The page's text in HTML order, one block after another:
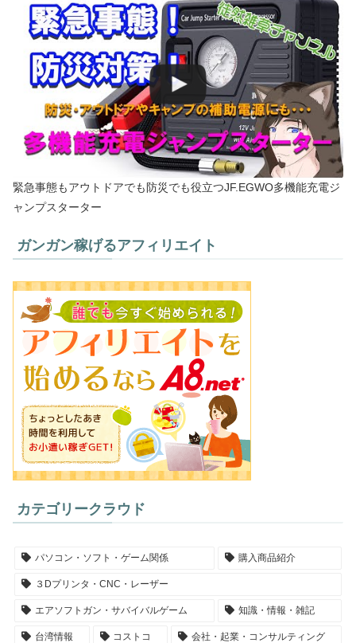
緊急事態もアウトドアでも防災でも役立つJF.EGWO多機能充電ジ
ャンプスターター
ガンガン稼げるアフィリエイト
カテゴリークラウド
パソコン・ソフト・ゲーム関係 購入商品紹介
３Dプリンタ・CNC・レーザー
エアソフトガン・サバイバルゲーム 知識・情報・雑記
台湾情報 コストコ 会社・起業・コンサルティング